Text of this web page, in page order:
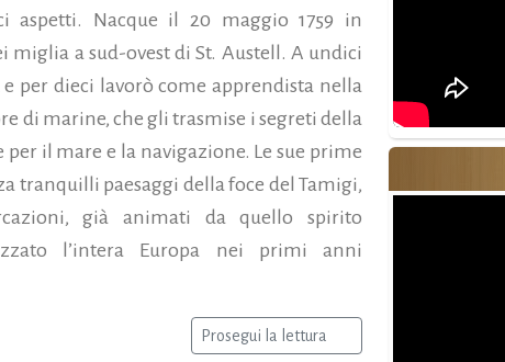
Nacque il 20 maggio 1759 in
miglia a sud-ovest di St. Austell. A undici
per dieci lavorò come apprendista nella
di marine, che gli trasmise i segreti della
il mare e la navigazione. Le sue prime
tranquilli paesaggi della foce del Tamigi,
già animati da quello spirito
l’intera Europa nei primi anni
Prosegui la lettura